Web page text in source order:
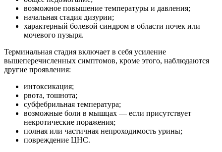
возможное повышение температуры и давления;
начальная стадия дизурии;
характерный болевой синдром в области почек или
мочевого пузыря.
Терминальная стадия включает в себя усиление
вышеперечисленных симптомов, кроме этого, наблюдаются
другие проявления:
интоксикация;
рвота, тошнота;
субфебрильная температура;
возможные боли в мышцах — если присутствует
некротические поражения;
полная или частичная непроходимость урины;
повреждение ЦНС.